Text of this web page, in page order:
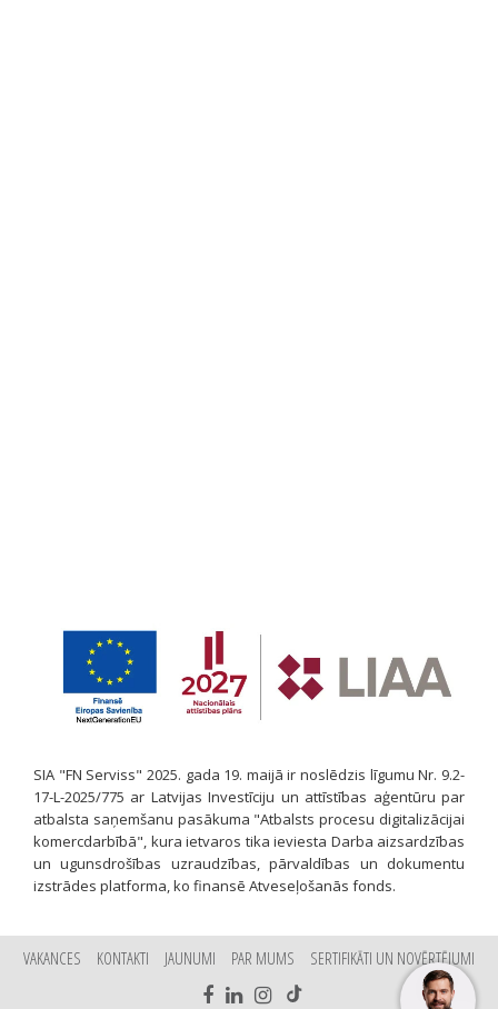
SIA "FN Serviss" 2025. gada 19. maijā ir noslēdzis līgumu Nr. 9.2-
17-L-2025/775 ar Latvijas Investīciju un attīstības aģentūru par
atbalsta saņemšanu pasākuma "Atbalsts procesu digitalizācijai
komercdarbībā", kura ietvaros tika ieviesta Darba aizsardzības
un ugunsdrošības uzraudzības, pārvaldības un dokumentu
izstrādes platforma, ko finansē Atveseļošanās fonds.
VAKANCES KONTAKTI JAUNUMI PAR MUMS SERTIFIKĀTI UN NOVĒRTĒJUMI